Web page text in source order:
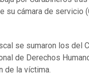
su cámara de servicio
se sumaron los del
de Derechos
de la víctima.